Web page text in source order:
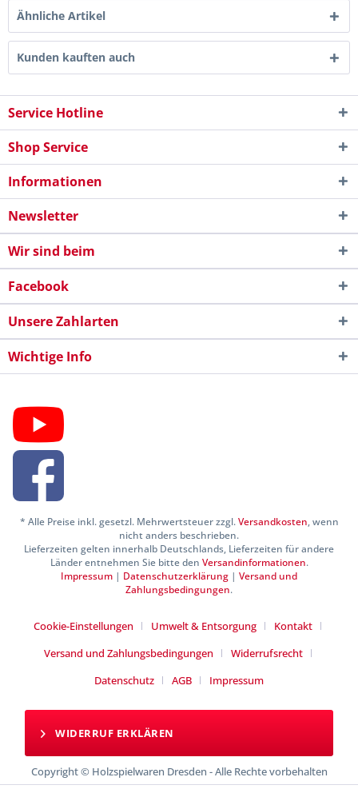
Ähnliche Artikel
Kunden kauften auch
Service Hotline
Shop Service
Informationen
Newsletter
Wir sind beim
Facebook
Unsere Zahlarten
Wichtige Info
* Alle Preise inkl. gesetzl. Mehrwertsteuer zzgl.Versandkosten, wenn
nicht anders beschrieben.
Lieferzeiten gelten innerhalb Deutschlands, Lieferzeiten für andere
Länder entnehmen Sie bitte den Versandinformationen.
Impressum | Datenschutzerklärung | Versand und
Zahlungsbedingungen.
Cookie-Einstellungen Umwelt & Entsorgung
Kontakt
Versand und Zahlungsbedingungen
Widerrufsrecht
Datenschutz
AGB Impressum
WIDERRUF ERKLÄREN
Copyright © Holzspielwaren Dresden - Alle Rechte vorbehalten